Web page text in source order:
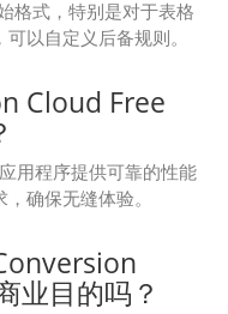
格式，特别是对于表格
以自定义后备规则。
Cloud Free
用程序提供可靠的性能
确保无缝体验。
业目的吗？